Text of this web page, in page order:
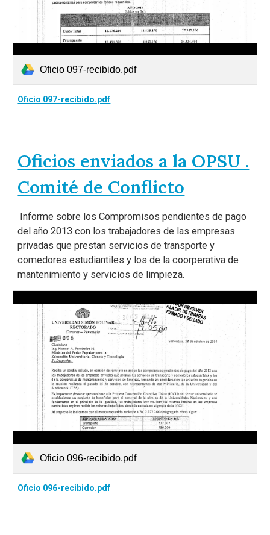
Oficio 097-recibido.pdf
Oficio 097-recibido.pdf
Oficios enviados a la OPSU .
Comité de Conflicto
Informe sobre los Compromisos pendientes de pago
del año 2013 con los trabajadores de las empresas
privadas que prestan servicios de transporte y
comedores estudiantiles y los de la coorperativa de
mantenimiento y servicios de limpieza.
Oficio 096-recibido.pdf
Oficio 096-recibido.pdf